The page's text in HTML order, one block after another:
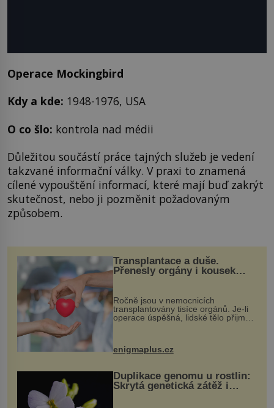
Operace Mockingbird
Kdy a kde: 1948-1976, USA
O co šlo: kontrola nad médii
Důležitou součástí práce tajných služeb je vedení
takzvané informační války. V praxi to znamená
cílené vypouštění informací, které mají buď zakrýt
skutečnost, nebo ji pozměnit požadovaným
způsobem.
Transplantace a duše.
Přenesly orgány i kousek
Ročně jsou v nemocnicích
transplantovány tisíce orgánů. Je-li
operace úspěšná, lidské tělo přijme
enigmaplus.cz
Duplikace genomu u rostlin:
Skrytá genetická zátěž i